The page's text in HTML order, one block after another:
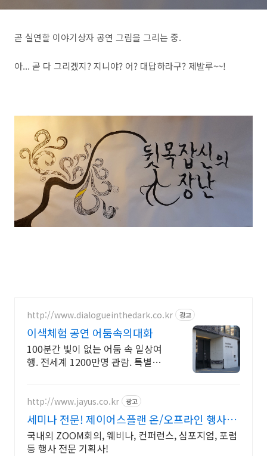
곧 실연할 이야기상자 공연 그림을 그리는 중.
아... 곧 다 그리겠지? 지니야? 어? 대답하라구? 제발루~~!
http://www.dialogueinthedark.co.kr 광고
이색체험 공연 어둠속의대화
100분간 빛이 없는 어둠 속 일상여
행. 전세계 1200만명 관람. 특별한
http://www.jayus.co.kr 광고
세미나 전문! 제이어스플랜 온/오프라인 행사기
획 대행!
국내외 ZOOM회의, 웨비나, 컨퍼런스, 심포지엄, 포럼
등 행사 전문 기획사!